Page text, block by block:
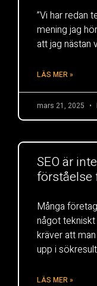
”Vi har redan
mening jag
att jag nästan
LÄS MER »
mars 21, 2025
SEO är
förståelse
Många
något
kräver att
upp i
LÄS MER »